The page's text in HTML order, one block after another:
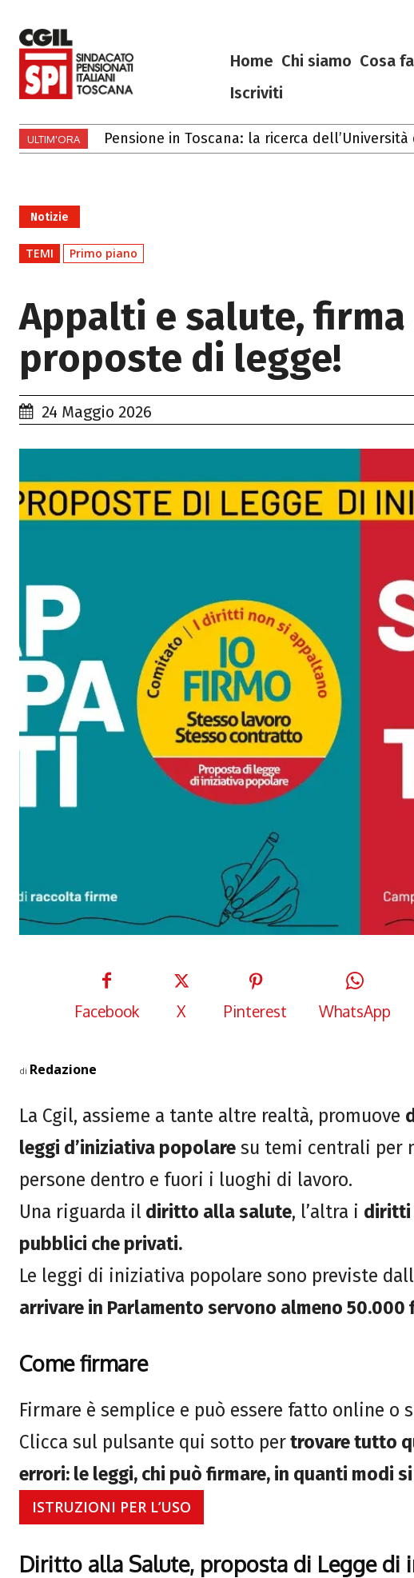
Home Chi siamo Cosa
Iscriviti
ULTIM'ORA Pensione in Toscana: la ricerca dell’Università
Gli eventi di luglio e agosto 2026 in Toscana
Notizie
TEMI Primo piano
Appalti e salute,
proposte di legge!
24 Maggio 2026
Facebook X Pinterest WhatsApp
di Redazione
La Cgil, assieme a tante altre realtà, promuove
leggi d’iniziativa popolare su temi centrali per
persone dentro e fuori i luoghi di lavoro.
Una riguarda il diritto alla salute, l’altra i diritti
pubblici che privati.
Le leggi di iniziativa popolare sono previste
arrivare in Parlamento servono almeno 50.000
Come firmare
Firmare è semplice e può essere fatto online o
Clicca sul pulsante qui sotto pertrovare tutto
errori: le leggi, chi può firmare, in quanti modi
ISTRUZIONI PER L’USO
Diritto alla Salute, proposta di Legge di